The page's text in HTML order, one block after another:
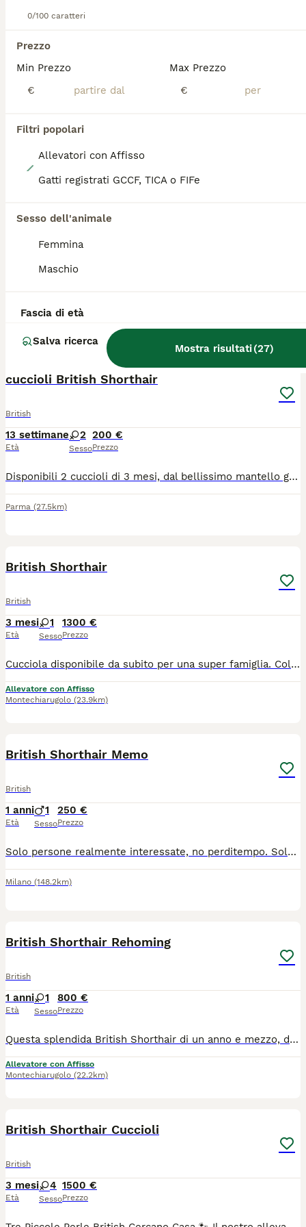
0/100 caratteri
Prezzo
Min Prezzo
€
Max Prezzo
€
Filtri popolari
Allevatori con Affisso
Gatti registrati GCCF, TICA o FIFe
Sesso dell'animale
Femmina
Maschio
Fascia di età
Salva ricerca
Mostra risultati(27)
PRO
9 settimane 3
Bologna (54.6km)
cuccioli British Shorthair
British
13 settimane
Età
2
Sesso
200 €
Prezzo
Disponibili 2 cuccioli di 3 mesi, dal bellissimo mantello grigio chiaro. Sono cresciuti in ambiente familiare, abituati al contatto con le persone, dolci, affettuosi, socievoli e giocherelloni. ✔️ Abituati alla lettiera ✔️ Mangiano autonomamente ✔️ Genitori visibili in foto ✔️ Disponibili foto di mamma, papà e nonni su richiesta
Parma (27.5km)
British Shorthair
British
3 mesi
Età
1
Sesso
1300 €
Prezzo
Cucciola disponibile da subito per una super famiglia. Colorazione Fawn Bicolor Occhi Ambra Morbida come un peluche Ideale per famiglia con bambini. Chiamare o WhatsApp 3933280861
Allevatore con Affisso
Montechiarugolo (23.9km)
British Shorthair Memo
British
1 anni
Età
1
Sesso
250 €
Prezzo
Solo persone realmente interessate, no perditempo. Solo chiamate: 📞 388 95 41 211 – Rossana Lui è Memo, nato il 30 luglio 2025. Ha appena compiuto un anno ed è un meraviglioso British Shorthair già castrato. Memo è un gatto vivace, affettuoso, dolcissimo, coccolone e giocherellone. È abituato alla vita in appartamento ed è pronto a regalare tanto amore e dolce compagnia. Verrà consegnato con: • pedigree • microchip • doppia vaccinazione • libretto sanitario • sverminazione • contratto di cessione • certificato veterinario di buona salute • test dei genitori negativi a FeLV, FIV e PKD1 • kit regalo con croccantini, ciotola e giocattolo Il British Shorthair è particolarmente adatto alla vita in appartamento grazie al suo carattere equilibrato, calmo e tollerante. Può convivere serenamente con bambini e altri animali domestici ed è generalmente facile da educare. Possibilità di consegna in tutta Italia, anche direttamente a domicilio. 📍 Visitate la nostra pagina Facebook: Silvestro Club Blue-Odd-Eyes British & Scottish Allevamento
Milano (148.2km)
British Shorthair Rehoming
British
1 anni
Età
1
Sesso
800 €
Prezzo
Questa splendida British Shorthair di un anno e mezzo, dal nome dolcissimo come lei, cerca una nuova famiglia speciale. Hurma è una gatta dal carattere riservato e discreto: non è una gattina che si impone, ma una presenza silenziosa ed elegante che saprà conquistare il vostro cuore con i suoi tempi. Età: 1 anno e mezzo Stato: Già sterilizzata Dieta: Abituata a una dieta mista (umido e secco) Carattere: Timida inizialmente, cerca un ambiente sereno dove potersi sentire al sicuro. Cerchiamo per lei un contesto tranquillo, preferibilmente con persone che conoscano la natura dei British e sappiano rispettare i suoi spazi. Se pensate di essere la famiglia "giusta" per farla sbocciare, contattatemi in privato.
Allevatore con Affisso
Montechiarugolo (22.2km)
British Shorthair Cuccioli
British
3 mesi
Età
4
Sesso
1500 €
Prezzo